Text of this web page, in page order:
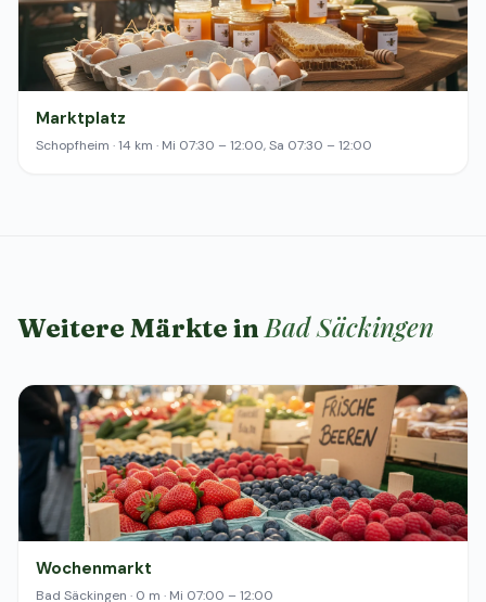
Marktplatz
Schopfheim · 14 km · Mi 07:30 – 12:00, Sa 07:30 – 12:00
Weitere Märkte inBad Säckingen
Wochenmarkt
Bad Säckingen · 0 m · Mi 07:00 – 12:00